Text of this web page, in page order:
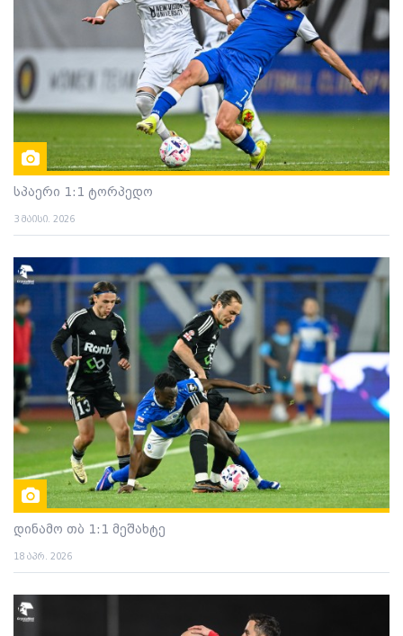
სპაერი 1:1 ტორპედო
3 მაისი. 2026
დინამო თბ 1:1 მეშახტე
18 აპრ. 2026